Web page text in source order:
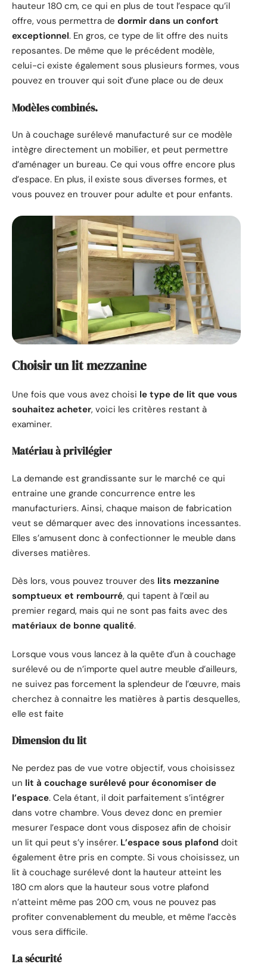
hauteur 180 cm, ce qui en plus de tout l’espace qu’il
offre, vous permettra de dormir dans un confort
exceptionnel. En gros, ce type de lit offre des nuits
reposantes. De même que le précédent modèle,
celui-ci existe également sous plusieurs formes, vous
pouvez en trouver qui soit d’une place ou de deux
Modèles combinés.
Un à couchage surélevé manufacturé sur ce modèle
intègre directement un mobilier, et peut permettre
d’aménager un bureau. Ce qui vous offre encore plus
d’espace. En plus, il existe sous diverses formes, et
vous pouvez en trouver pour adulte et pour enfants.
Choisir un lit mezzanine
Une fois que vous avez choisi le type de lit que vous
souhaitez acheter, voici les critères restant à
examiner.
Matériau à privilégier
La demande est grandissante sur le marché ce qui
entraine une grande concurrence entre les
manufacturiers. Ainsi, chaque maison de fabrication
veut se démarquer avec des innovations incessantes.
Elles s’amusent donc à confectionner le meuble dans
diverses matières.
Dès lors, vous pouvez trouver des lits mezzanine
somptueux et rembourré, qui tapent à l’œil au
premier regard, mais qui ne sont pas faits avec des
matériaux de bonne qualité.
Lorsque vous vous lancez à la quête d’un à couchage
surélevé ou de n’importe quel autre meuble d’ailleurs,
ne suivez pas forcement la splendeur de l’œuvre, mais
cherchez à connaitre les matières à partis desquelles,
elle est faite
Dimension du lit
Ne perdez pas de vue votre objectif, vous choisissez
un lit à couchage surélevé pour économiser de
l’espace. Cela étant, il doit parfaitement s’intégrer
dans votre chambre. Vous devez donc en premier
mesurer l’espace dont vous disposez afin de choisir
un lit qui peut s’y insérer. L’espace sous plafond doit
également être pris en compte. Si vous choisissez, un
lit à couchage surélevé dont la hauteur atteint les
180 cm alors que la hauteur sous votre plafond
n’atteint même pas 200 cm, vous ne pouvez pas
profiter convenablement du meuble, et même l’accès
vous sera difficile.
La sécurité